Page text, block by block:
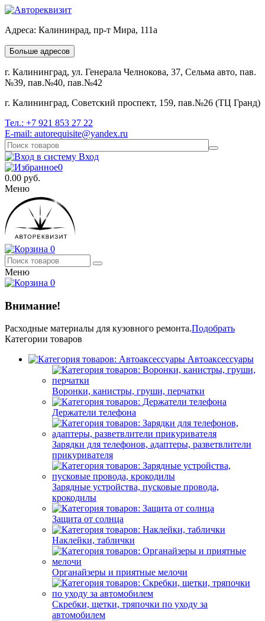
Адреса: Калининрад, пр-т Мира, 111а
Больше адресов
г. Калининград, ул. Генерала Челнокова, 37, Сельма авто, пав.
№39, пав.№40, пав.№42
г. Калининград, Советский проспект, 159, пав.№26 (ТЦ Гранд)
Тел.: +7 921 853 27 22
E-mail: autorequisite@yandex.ru
Вход
0
0.00 руб.
Меню
0
Меню
0
Внимание!
Расходные материалы для кузовного ремонта.Подобрать
Категории товаров
Автоаксессуары
Воронки, канистры, груши, перчатки
Держатели телефона
Зарядки для телефонов, адаптеры, разветвлители
прикуривателя
Зарядные устройства, пусковые провода,
крокодилы
Защита от солнца
Наклейки, таблички
Органайзеры и приятные мелочи
Скребки, щетки, тряпочки по уходу за
автомобилем